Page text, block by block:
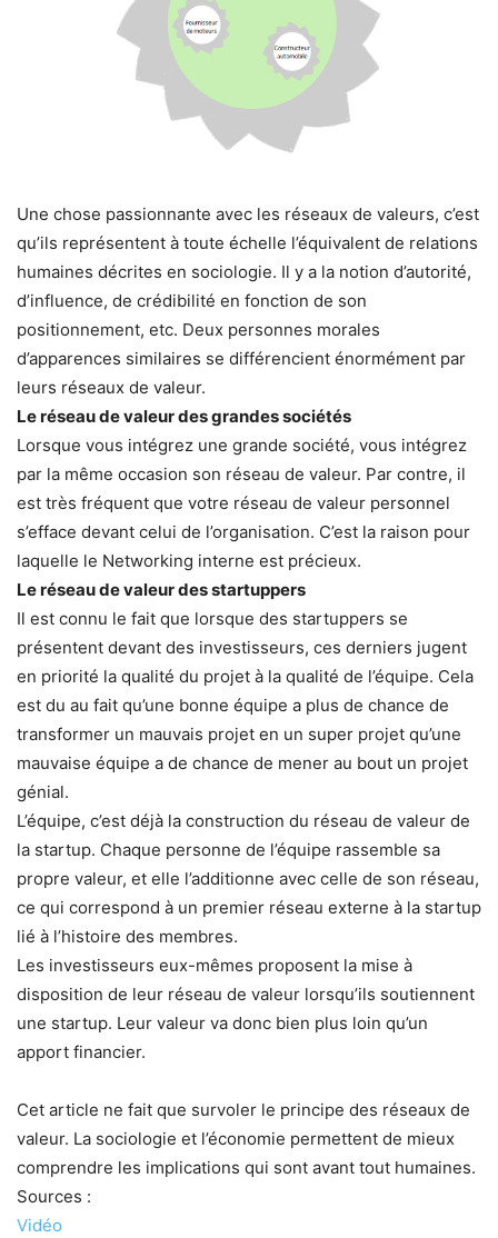
Une chose passionnante avec les réseaux de valeurs, c’est
qu’ils représentent à toute échelle l’équivalent de relations
humaines décrites en sociologie. Il y a la notion d’autorité,
d’influence, de crédibilité en fonction de son
positionnement, etc. Deux personnes morales
d’apparences similaires se différencient énormément par
leurs réseaux de valeur.
Le réseau de valeur des grandes sociétés
Lorsque vous intégrez une grande société, vous intégrez
par la même occasion son réseau de valeur. Par contre, il
est très fréquent que votre réseau de valeur personnel
s’efface devant celui de l’organisation. C’est la raison pour
laquelle le Networking interne est précieux.
Le réseau de valeur des startuppers
Il est connu le fait que lorsque des startuppers se
présentent devant des investisseurs, ces derniers jugent
en priorité la qualité du projet à la qualité de l’équipe. Cela
est du au fait qu’une bonne équipe a plus de chance de
transformer un mauvais projet en un super projet qu’une
mauvaise équipe a de chance de mener au bout un projet
génial.
L’équipe, c’est déjà la construction du réseau de valeur de
la startup. Chaque personne de l’équipe rassemble sa
propre valeur, et elle l’additionne avec celle de son réseau,
ce qui correspond à un premier réseau externe à la startup
lié à l’histoire des membres.
Les investisseurs eux-mêmes proposent la mise à
disposition de leur réseau de valeur lorsqu’ils soutiennent
une startup. Leur valeur va donc bien plus loin qu’un
apport financier.
Cet article ne fait que survoler le principe des réseaux de
valeur. La sociologie et l’économie permettent de mieux
comprendre les implications qui sont avant tout humaines.
Sources :
Vidéo